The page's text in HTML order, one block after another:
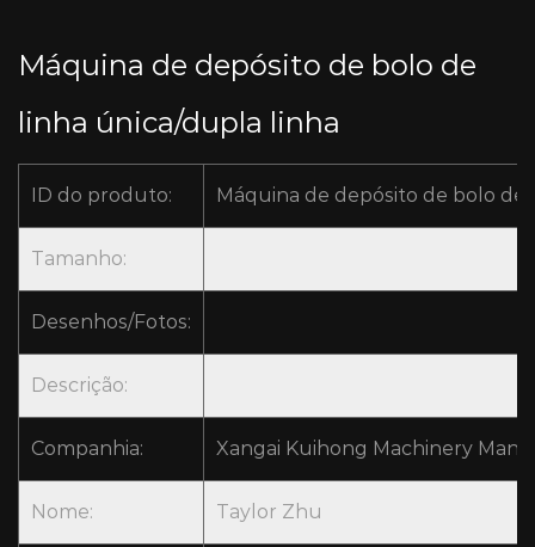
Máquina de depósito de bolo de
linha única/dupla linha
ID do produto: Máquina de depósito de bolo
Tamanho:
Desenhos/Fotos:
Descrição:
Companhia: Xangai Kuihong Machinery
Nome: Taylor Zhu